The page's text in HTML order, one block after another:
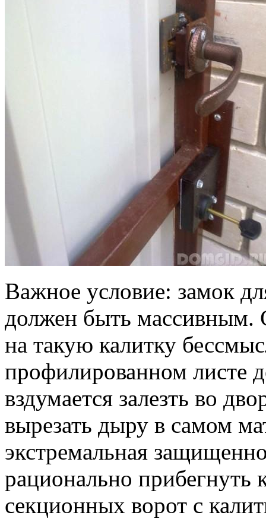
Важное условие: замок
должен быть массивным.
на такую калитку
профилированном листе
вздумается залезть во
вырезать дыру в самом
экстремальная
рационально прибегнуть
секционных ворот с